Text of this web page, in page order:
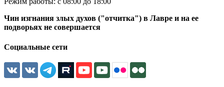
Чин изгнания злых духов ("отчитка") в Лавре и на ее
подворьях не совершается
Социальные сети